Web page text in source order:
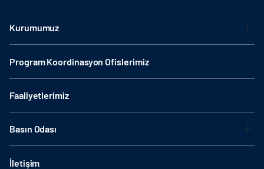
Kurumumuz
Program Koordinasyon Ofislerimiz
Faaliyetlerimiz
Basın Odası
İletişim